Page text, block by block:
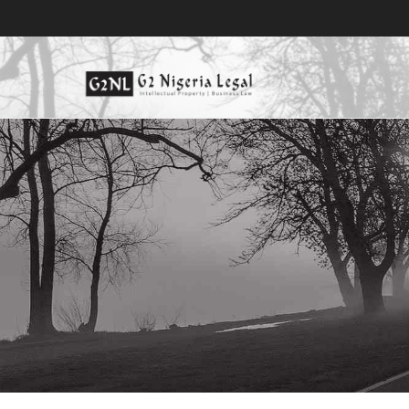
到
内
容
尼日利亚商标律师事务所, 尼日
尼日利亚商标律师事务所, 尼日利亚的专利律师事务所, 知识